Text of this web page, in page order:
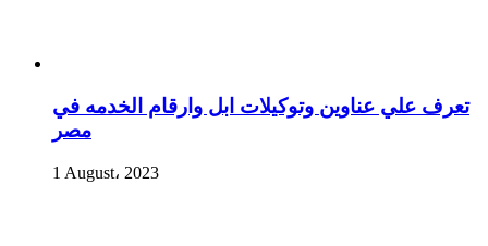
تعرف علي عناوين وتوكيلات ابل وارقام الخدمه في
مصر
1 August، 2023